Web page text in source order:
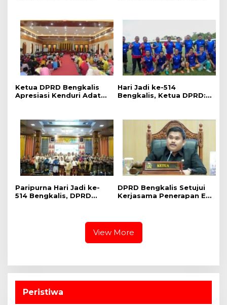
Penguatan Pertahanan
Wilayah
Cek Langsung Rudal
57
Ketua DPRD Bengkalis
Apresiasi Kenduri Adat
Melayu
Hari Jadi ke-514
Bengkalis, Ketua DPRD:
Sinergi
Paripurna Hari Jadi ke-
514 Bengkalis, DPRD
DPRD Bengkalis Setujui
Kerjasama Penerapan E-
View More
Peristiwa